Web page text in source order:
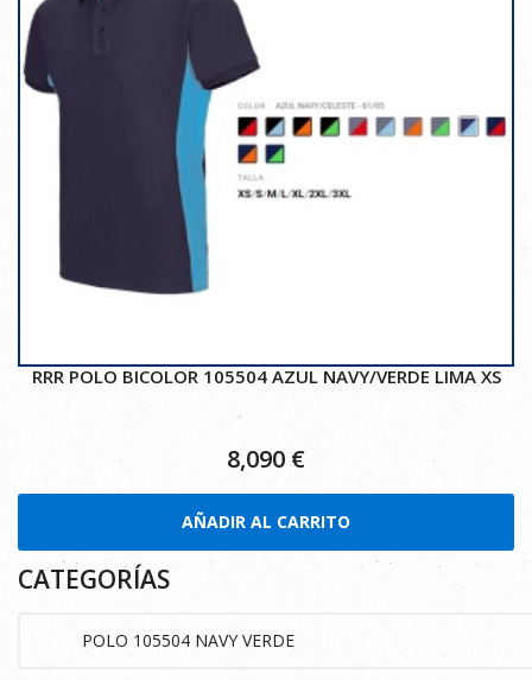
RRR POLO BICOLOR 105504 AZUL NAVY/VERDE LIMA XS
8,090 €
AÑADIR AL CARRITO
CATEGORÍAS